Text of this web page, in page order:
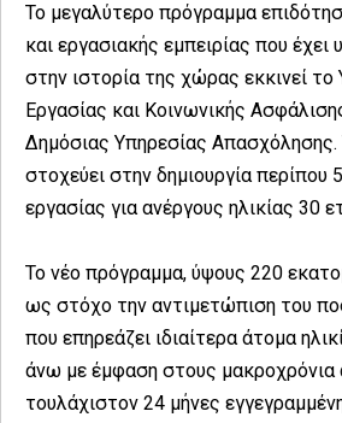
Το μεγαλύτερο πρόγραμμα
και εργασιακής εμπειρίας που έχει
στην ιστορία της χώρας εκκινεί το
Εργασίας και Κοινωνικής
Δημόσιας Υπηρεσίας
στοχεύει στην δημιουργία
εργασίας για ανέργους ηλικίας 30
Το νέο πρόγραμμα, ύψους 220
ως στόχο την αντιμετώπιση του
που επηρεάζει ιδιαίτερα άτομα
άνω με έμφαση στους μακροχρόνια
τουλάχιστον 24 μήνες